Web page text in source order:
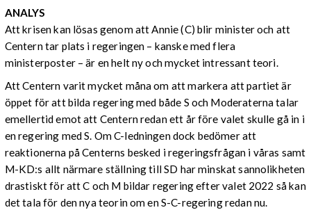
ANALYS
Att krisen kan lösas genom att Annie (C) blir minister och att
Centern tar plats i regeringen – kanske med flera
ministerposter – är en helt ny och mycket intressant teori.
Att Centern varit mycket måna om att markera att partiet är
öppet för att bilda regering med både S och Moderaterna talar
emellertid emot att Centern redan ett år före valet skulle gå in i
en regering med S. Om C-ledningen dock bedömer att
reaktionerna på Centerns besked i regeringsfrågan i våras samt
M-KD:s allt närmare ställning till SD har minskat sannolikheten
drastiskt för att C och M bildar regering efter valet 2022 så kan
det tala för den nya teorin om en S-C-regering redan nu.